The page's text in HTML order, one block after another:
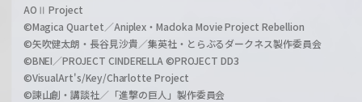
AOⅡ Project
©Magica Quartet／Aniplex・Madoka Movie Project Rebellion
©矢吹健太朗・長谷見沙貴／集英社・とらぶるダークネス製作委員会
©BNEI／PROJECT CINDERELLA ©PROJECT DD3
©VisualArt's/Key/Charlotte Project
©諫山創・講談社／「進撃の巨人」製作委員会